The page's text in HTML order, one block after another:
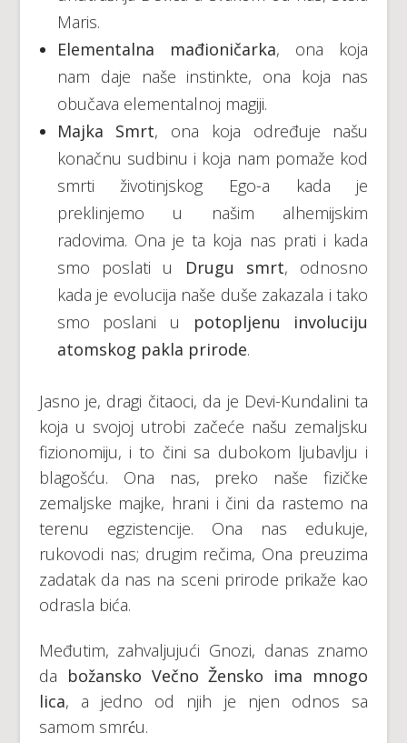
Maris.
Elementalna mađioničarka, ona koja
nam daje naše instinkte, ona koja nas
obučava elementalnoj magiji.
Majka Smrt, ona koja određuje našu
konačnu sudbinu i koja nam pomaže kod
smrti životinjskog Ego-a kada je
preklinjemo u našim alhemijskim
radovima. Ona je ta koja nas prati i kada
smo poslati u Drugu smrt, odnosno
kada je evolucija naše duše zakazala i tako
smo poslani u potopljenu involuciju
atomskog pakla prirode.
Jasno je, dragi čitaoci, da je Devi-Kundalini ta
koja u svojoj utrobi začeće našu zemaljsku
fizionomiju, i to čini sa dubokom ljubavlju i
blagošću. Ona nas, preko naše fizičke
zemaljske majke, hrani i čini da rastemo na
terenu egzistencije. Ona nas edukuje,
rukovodi nas; drugim rečima, Ona preuzima
zadatak da nas na sceni prirode prikaže kao
odrasla bića.
Međutim, zahvaljujući Gnozi, danas znamo
da božansko Večno Žensko ima mnogo
lica, a jedno od njih je njen odnos sa
samom smrću.